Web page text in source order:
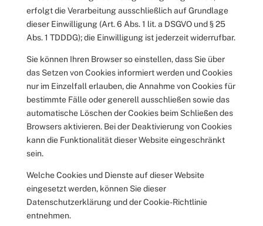
erfolgt die Verarbeitung ausschließlich auf Grundlage
dieser Einwilligung (Art. 6 Abs. 1 lit. a DSGVO und § 25
Abs. 1 TDDDG); die Einwilligung ist jederzeit widerrufbar.
Sie können Ihren Browser so einstellen, dass Sie über
das Setzen von Cookies informiert werden und Cookies
nur im Einzelfall erlauben, die Annahme von Cookies für
bestimmte Fälle oder generell ausschließen sowie das
automatische Löschen der Cookies beim Schließen des
Browsers aktivieren. Bei der Deaktivierung von Cookies
kann die Funktionalität dieser Website eingeschränkt
sein.
Welche Cookies und Dienste auf dieser Website
eingesetzt werden, können Sie dieser
Datenschutzerklärung und der Cookie-Richtlinie
entnehmen.